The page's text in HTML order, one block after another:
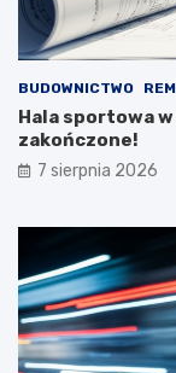
BUDOWNICTWO
Hala sportowa w
zakończone!
7 sierpnia 2026